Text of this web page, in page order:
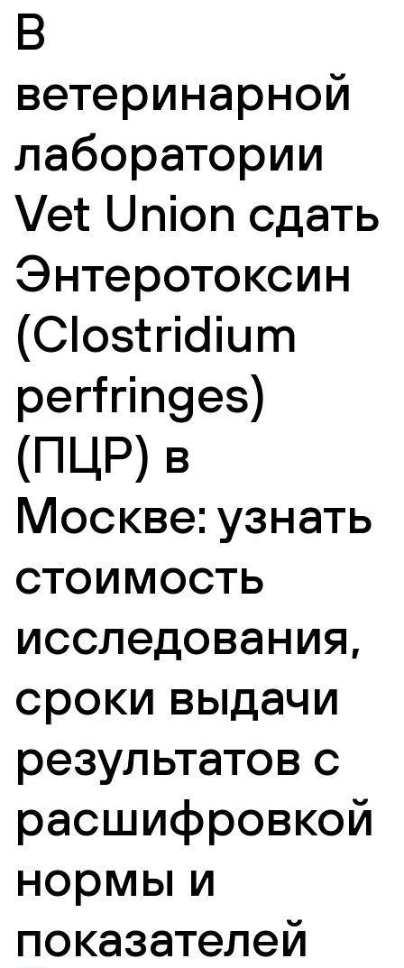
В
ветеринарной
лаборатории
Vet Union сдать
Энтеротоксин
(Clostridium
perfringes)
(ПЦР) в
Москве: узнать
стоимость
исследования,
сроки выдачи
результатов с
расшифровкой
нормы и
показателей